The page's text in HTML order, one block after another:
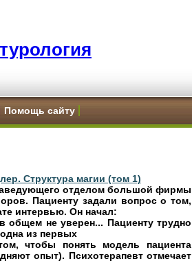
Помощь сайту
Структура магии (том 1)
отделом большой фирмы
Пациенту задали вопрос о том,
интервью. Он начал:
общем не уверен... Пациенту трудно
одна из первых
чтобы понять модель пациента
опыт). Психотерапевт отмечает